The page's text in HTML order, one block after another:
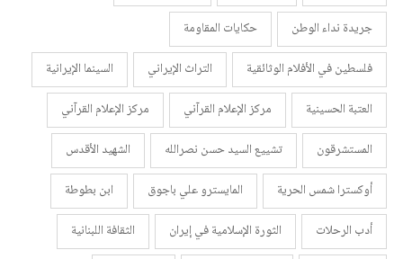
جريدة نداء الوطن
حكايات المقاومة
فلسطين في الأفلام الوثائقية
التراث الإيراني
السينما الإيرانية
العتبة الحسينية
مركز الإعلام القرآني
مركز الإعلام القرآني
المستشرقون
تشييع السيد حسن نصرالله
الشهيد الأقدس
أوكسترا شمس الحرية
المايسترو علي باجوق
ابن بطوطة
أدب الرحلات
الثورة الإسلامية في إيران
الثقافة اللبنانية